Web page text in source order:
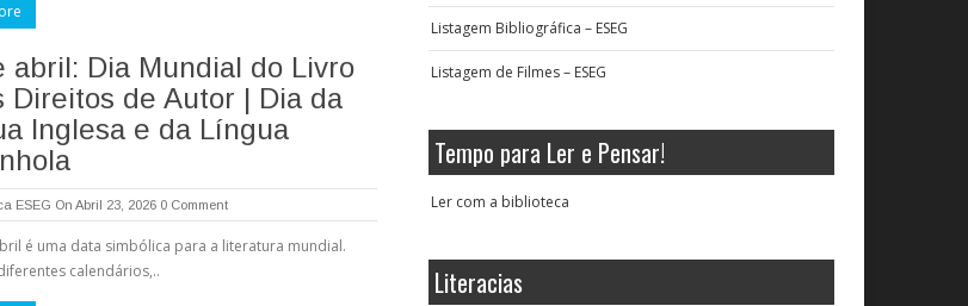
abril: Dia Mundial do Livro
Direitos de Autor | Dia da
Inglesa e da Língua
ESEG On Abril 23, 2026 0 Comment
é uma data simbólica para a literatura mundial.
calendários,..
Listagem Bibliográfica – ESEG
Listagem de Filmes – ESEG
Tempo para Ler e Pensar!
Ler com a biblioteca
Literacias